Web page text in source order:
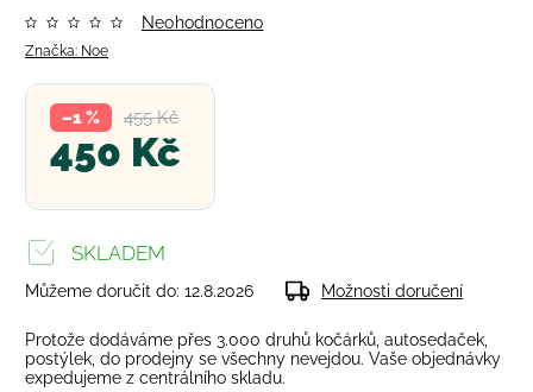
Značka: Noe
Neohodnoceno
455 Kč
–1 %
450 Kč
SKLADEM
Můžeme doručit do: 12.8.2026 Možnosti doručení
Protože dodáváme přes 3.000 druhů kočárků, autosedaček,
postýlek, do prodejny se všechny nevejdou. Vaše objednávky
expedujeme z centrálního skladu.